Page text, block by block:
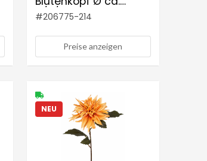
4/8/11cm Farbe:
creme-rosé
#206775-214
Preise anzeigen
NEU